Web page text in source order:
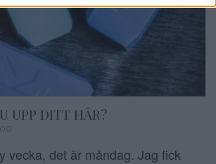
UPP DITT HÅR?
vecka, det är måndag. Jag fick